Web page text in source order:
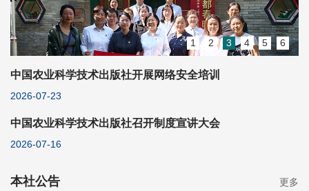
1 2 3 4 5 6
中国农业科学技术出版社开展网络安全培训
2026-07-23
中国农业科学技术出版社召开制度宣讲大会
2026-07-16
更多
本社公告